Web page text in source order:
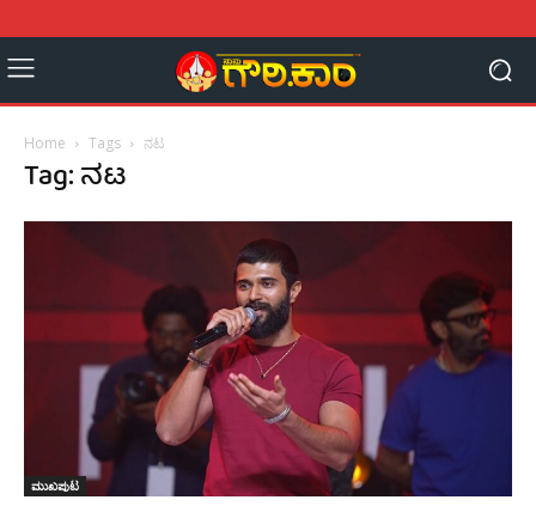
Home Tags ನಟ
Tag: ನಟ
ಮುಖಪುಟ